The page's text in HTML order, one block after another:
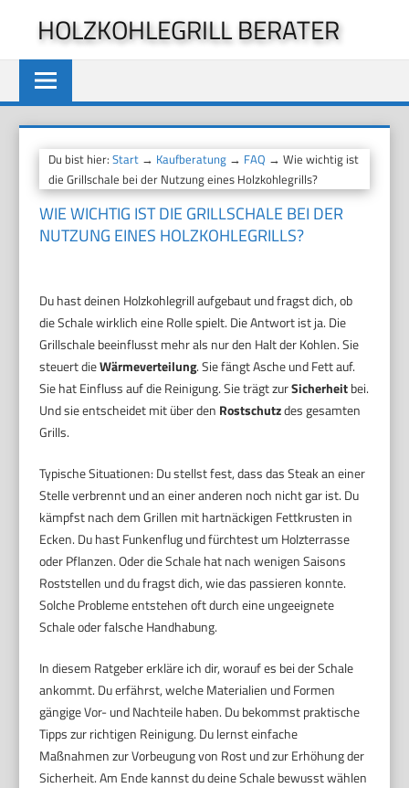
springen
HOLZKOHLEGRILL BERATER
Du bist hier:Start → Kaufberatung → FAQ → Wie wichtig ist
die Grillschale bei der Nutzung eines Holzkohlegrills?
WIE WICHTIG IST DIE GRILLSCHALE BEI DER
NUTZUNG EINES HOLZKOHLEGRILLS?
Du hast deinen Holzkohlegrill aufgebaut und fragst dich, ob
die Schale wirklich eine Rolle spielt. Die Antwort ist ja. Die
Grillschale beeinflusst mehr als nur den Halt der Kohlen. Sie
steuert dieWärmeverteilung. Sie fängt Asche und Fett auf.
Sie hat Einfluss auf die Reinigung. Sie trägt zurSicherheitbei.
Und sie entscheidet mit über den Rostschutzdes gesamten
Grills.
Typische Situationen: Du stellst fest, dass das Steak an einer
Stelle verbrennt und an einer anderen noch nicht gar ist. Du
kämpfst nach dem Grillen mit hartnäckigen Fettkrusten in
Ecken. Du hast Funkenflug und fürchtest um Holzterrasse
oder Pflanzen. Oder die Schale hat nach wenigen Saisons
Roststellen und du fragst dich, wie das passieren konnte.
Solche Probleme entstehen oft durch eine ungeeignete
Schale oder falsche Handhabung.
In diesem Ratgeber erkläre ich dir, worauf es bei der Schale
ankommt. Du erfährst, welche Materialien und Formen
gängige Vor- und Nachteile haben. Du bekommst praktische
Tipps zur richtigen Reinigung. Du lernst einfache
Maßnahmen zur Vorbeugung von Rost und zur Erhöhung der
Sicherheit. Am Ende kannst du deine Schale bewusst wählen